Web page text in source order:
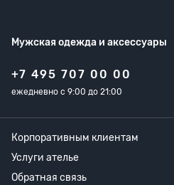
Мужская одежда и аксессуары
+7 495 707 00 00
ежедневно с 9:00 до 21:00
Корпоративным клиентам
Услуги ателье
Обратная связь